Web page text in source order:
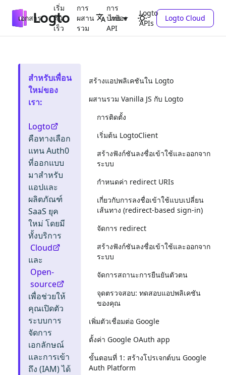
เอกสาร
เริ่ม
ต้น
เร็ว
การ
ผสาน
รวม
การ
ปกป้อง
API
Logto
APIs
ไทย Logto Cloud
สำหรับเพื่อน
ใหม่ของ
เรา:
Logto
คือทางเลือก
แทน Auth0
ที่ออกแบบ
มาสำหรับ
แอปและ
ผลิตภัณฑ์
SaaS ยุค
ใหม่ โดยมี
ทั้งบริการ
Cloud
และ
Open-
source
เพื่อช่วยให้
คุณเปิดตัว
ระบบการ
จัดการ
เอกลักษณ์
และการเข้า
ถึง (IAM) ได้
สร้างแอปพลิเคชันใน Logto
ผสานรวม Vanilla JS กับ Logto
การติดตั้ง
เริ่มต้น LogtoClient
สร้างฟังก์ชันลงชื่อเข้าใช้และออกจาก
ระบบ
กำหนดค่า redirect URIs
เกี่ยวกับการลงชื่อเข้าใช้แบบเปลี่ยน
เส้นทาง (redirect-based sign-in)
จัดการ redirect
สร้างฟังก์ชันลงชื่อเข้าใช้และออกจาก
ระบบ
จัดการสถานะการยืนยันตัวตน
จุดตรวจสอบ: ทดสอบแอปพลิเคชัน
ของคุณ
เพิ่มตัวเชื่อมต่อ Google
ตั้งค่า Google OAuth app
ขั้นตอนที่ 1: สร้างโปรเจกต์บน Google
Auth Platform